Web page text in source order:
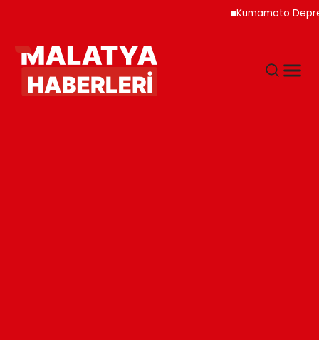
Kumamoto